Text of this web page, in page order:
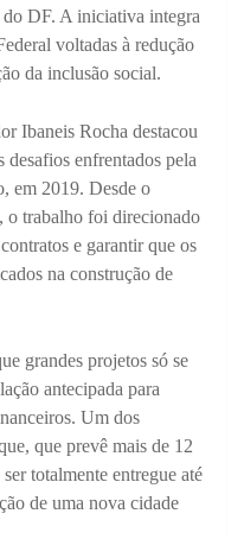
DF. A iniciativa integra
voltadas à redução
da inclusão social.
Ibaneis Rocha destacou
desafios enfrentados pela
em 2019. Desde o
o trabalho foi direcionado
e garantir que os
na construção de
grandes projetos só se
antecipada para
Um dos
que prevê mais de 12
totalmente entregue até
de uma nova cidade